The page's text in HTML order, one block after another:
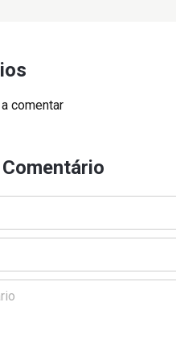
comentar